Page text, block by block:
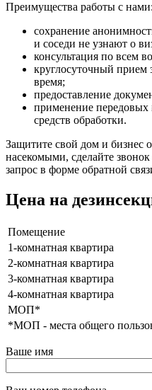
Преимущества работы с нами:
сохранение
и соседи не узнают о
консультация по всем
круглосуточный прием
время;
предоставление
применение
средств обработки.
Защитите свой дом и бизнес
насекомыми, сделайте
запрос в форме обратной
Цена на
Помещение
1-комнатная квартира
2-комнатная квартира
3-комнатная квартира
4-комнатная квартира
МОП*
*МОП - места общего
Ваше имя